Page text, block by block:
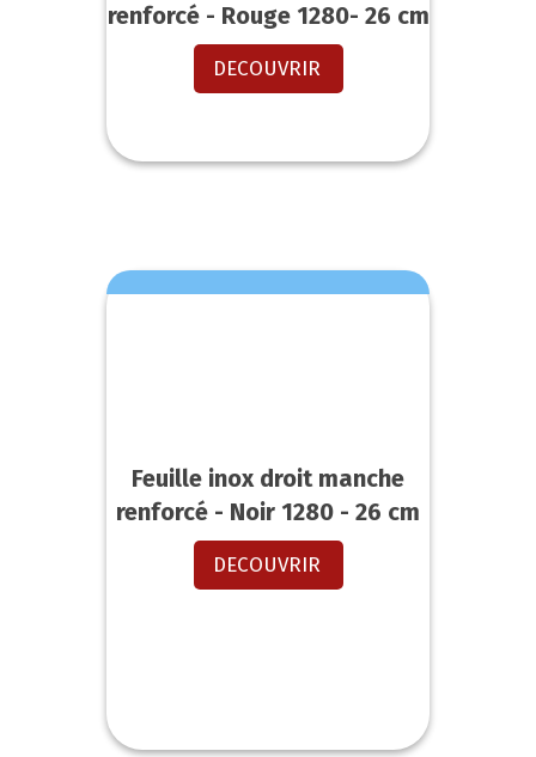
renforcé - Rouge 1280- 26 cm
DECOUVRIR
Feuille inox droit manche
renforcé - Noir 1280 - 26 cm
DECOUVRIR